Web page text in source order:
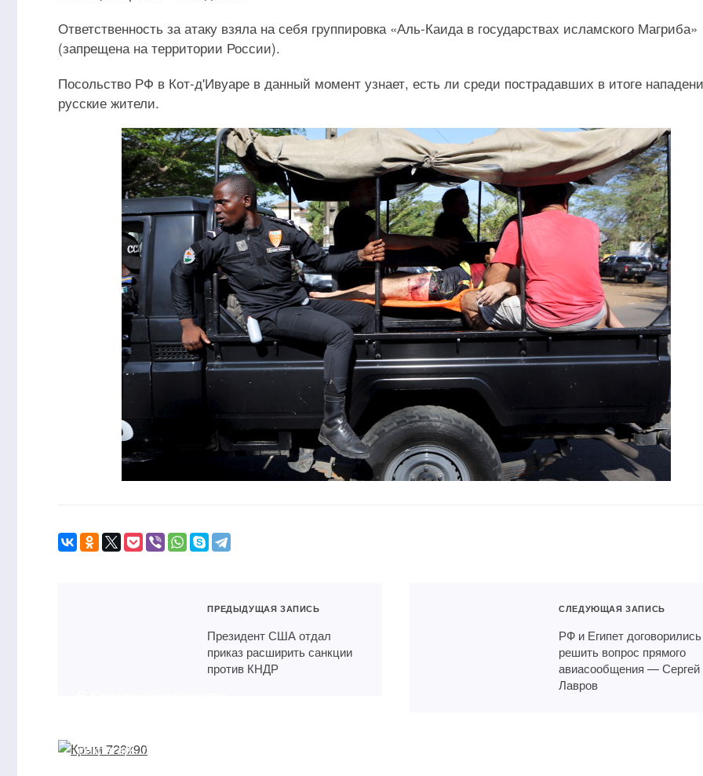
Ответственность за атаку взяла на себя группировка «Аль-Каида в государствах исламского Магриба»
(запрещена на территории России).
Посольство РФ в Кот-д'Ивуаре в данный момент узнает, есть ли среди пострадавших в итоге
русские жители.
ПРЕДЫДУЩАЯ ЗАПИСЬ
Президент США отдал
приказ расширить санкции
против КНДР
СЛЕДУЮЩАЯ ЗАПИСЬ
РФ и Египет договорились
решить вопрос прямого
авиасообщения — Сергей
Лавров
секретарь главы